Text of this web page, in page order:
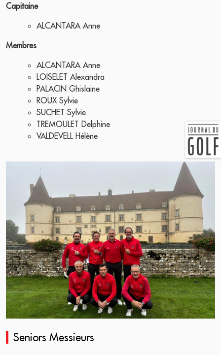
Capitaine
ALCANTARA Anne
Membres
ALCANTARA Anne
LOISELET Alexandra
PALACIN Ghislaine
ROUX Sylvie
SUCHET Sylvie
TREMOULET Delphine
VALDEVELL Hélène
Seniors Messieurs